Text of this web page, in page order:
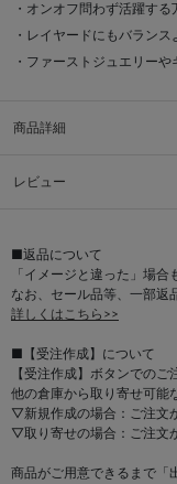
・オンオフ問わず活躍する
・レイヤードにもバラン
・ファーストジュエリー
商品詳細
レビュー
■返品について
「イメージと違った」場合
なお、セール品等、一部返
詳しくはこちら>>
■【受注作成】について
【受注作成】ボタンでのご
他の倉庫から取り寄せ可能
▽新規作成の場合：ご注文
▽取り寄せの場合：ご注文
商品がご用意できるまで「